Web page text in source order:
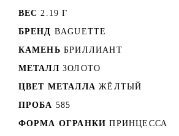
ВЕС 2.19 Г
БРЕНД BAGUETTE
КАМЕНЬ БРИЛЛИАНТ
МЕТАЛЛ ЗОЛОТО
ЦВЕТ МЕТАЛЛА ЖЁЛТЫЙ
ПРОБА 585
ФОРМА ОГРАНКИ ПРИНЦЕССА